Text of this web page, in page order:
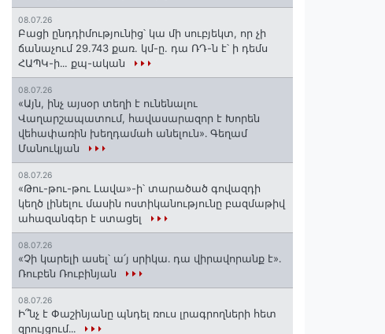
08.07.26
Բացի ընդդիմությունից՝ կա մի սուբյեկտ, որ չի
ճանաչում 29.743 քառ. կմ-ը. դա ՌԴ-ն է՝ ի դեմս
ՀԱՊԿ-ի․․. քպ-ական
08.07.26
«Այն, ինչ այսօր տեղի է ունենալու
Վաղարշապատում, հավասարազոր է Խորեն
վեհափառին խեղդամահ անելուն»․ Գեղամ
Մանուկյան
08.07.26
«Թու-թու-թու Լավա»-ի՝ տարածած գովազդի
կեղծ լինելու մասին ոստիկանությունը բազմաթիվ
ահազանգեր է ստացել
08.07.26
«Չի կարելի ասել՝ ա՛յ սրիկա․ դա վիրավորանք է»․
Ռուբեն Ռուբինյան
08.07.26
Ի՞նչ է Փաշինյանը պնդել ռուս լրագրողների հետ
զրույցում․․․